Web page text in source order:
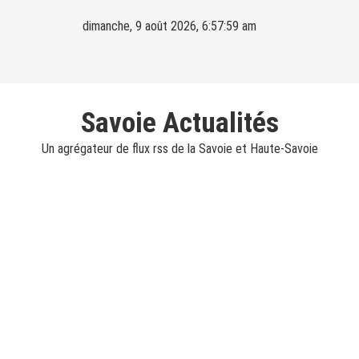
dimanche, 9 août 2026, 6:58:00 am
Savoie Actualités
Un agrégateur de flux rss de la Savoie et Haute-Savoie